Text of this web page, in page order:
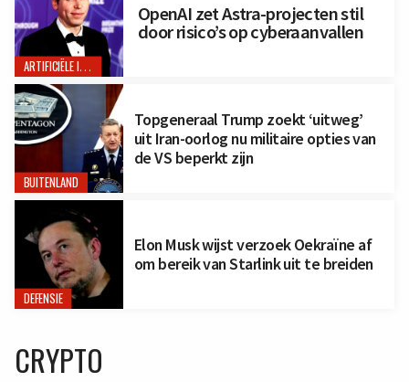
ARTIFICIËLE INTELLIGENTIE
OpenAI zet Astra-projecten stil
door risico’s op cyberaanvallen
BUITENLAND
Topgeneraal Trump zoekt ‘uitweg’
uit Iran-oorlog nu militaire opties van
de VS beperkt zijn
DEFENSIE
Elon Musk wijst verzoek Oekraïne af
om bereik van Starlink uit te breiden
CRYPTO